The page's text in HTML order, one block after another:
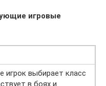
игровые
игрок выбирает класс
в боях и